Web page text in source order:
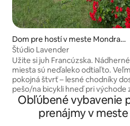
Dom pre hostí v meste Mondrag
on
Štúdio Lavender
Užite si juh Francúzska. Nádherné
miesta sú neďaleko odtiaľto.
pokojná štvrť – lesné chodníky
pešo/na bicykli hneď pri východe
domu. Prenájom ubytovania s prístupom
k spoločnému bazénu (v lete) -
Obľúbené vybavenie
prenájmy v